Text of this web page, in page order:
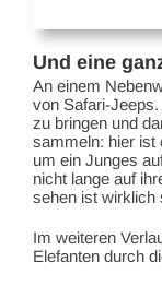
Und eine
An einem
von Safari-
zu bringen und
sammeln: hier ist
um ein Junges
nicht lange auf
sehen ist wirklich
Im weiteren
Elefanten durch